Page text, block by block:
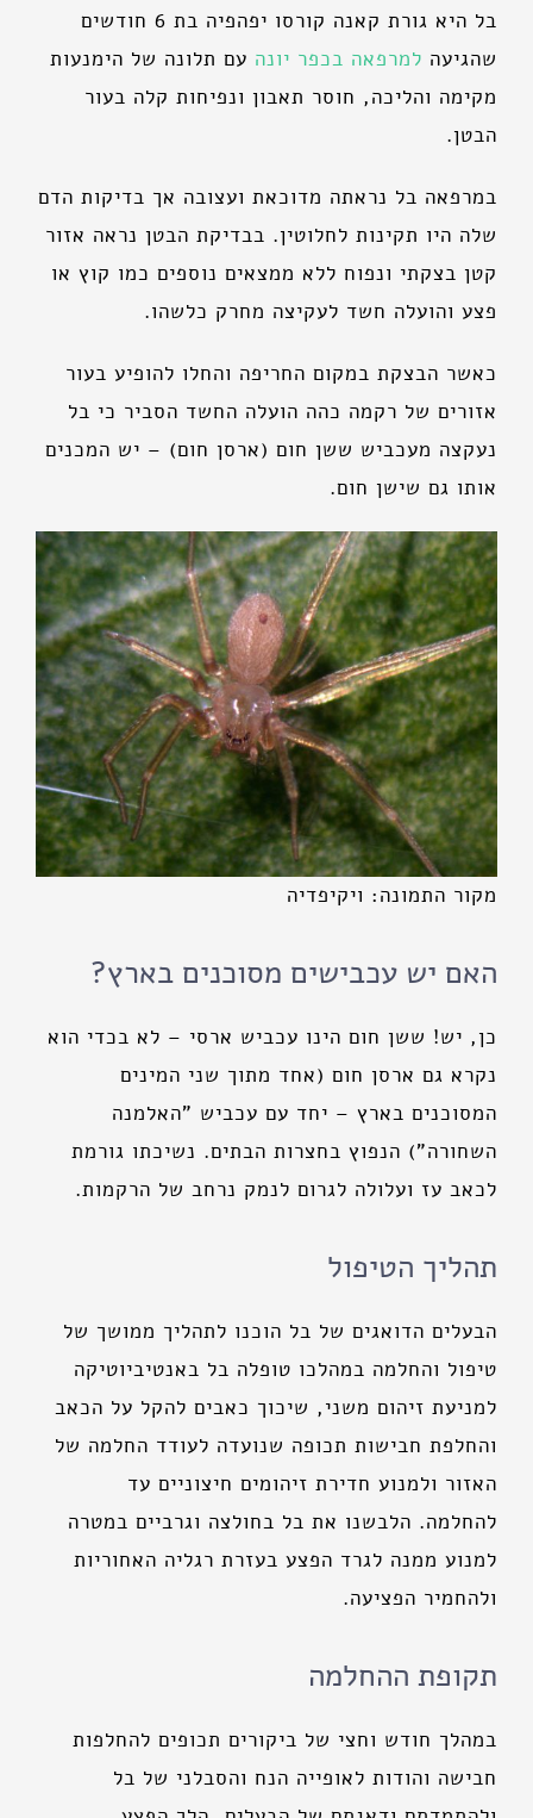
בל היא גורת קאנה קורסו יפהפיה בת 6 חודשים
שהגיעה למרפאה בכפר יונה עם תלונה של הימנעות
מקימה והליכה, חוסר תאבון ונפיחות קלה בעור
הבטן.
במרפאה בל נראתה מדוכאת ועצובה אך בדיקות הדם
שלה היו תקינות לחלוטין. בבדיקת הבטן נראה אזור
קטן בצקתי ונפוח ללא ממצאים נוספים כמו קוץ או
פצע והועלה חשד לעקיצה מחרק כלשהו.
כאשר הבצקת במקום החריפה והחלו להופיע בעור
אזורים של רקמה כהה הועלה החשד הסביר כי בל
נעקצה מעכביש ששן חום (ארסן חום) – יש המכנים
אותו גם שישן חום.
מקור התמונה: ויקיפדיה
האם יש עכבישים מסוכנים בארץ?
כן, יש! ששן חום הינו עכביש ארסי – לא בכדי הוא
נקרא גם ארסן חום (אחד מתוך שני המינים
המסוכנים בארץ – יחד עם עכביש "האלמנה
השחורה") הנפוץ בחצרות הבתים. נשיכתו גורמת
לכאב עז ועלולה לגרום לנמק נרחב של הרקמות.
תהליך הטיפול
הבעלים הדואגים של בל הוכנו לתהליך ממושך של
טיפול והחלמה במהלכו טופלה בל באנטיביוטיקה
למניעת זיהום משני, שיכוך כאבים להקל על הכאב
והחלפת חבישות תכופה שנועדה לעודד החלמה של
האזור ולמנוע חדירת זיהומים חיצוניים עד
להחלמה. הלבשנו את בל בחולצה וגרביים במטרה
למנוע ממנה לגרד הפצע בעזרת רגליה האחוריות
ולהחמיר הפציעה.
תקופת ההחלמה
במהלך חודש וחצי של ביקורים תכופים להחלפות
חבישה והודות לאופייה הנח והסבלני של בל